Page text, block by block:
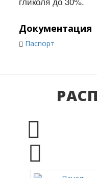
Документация
Паспорт